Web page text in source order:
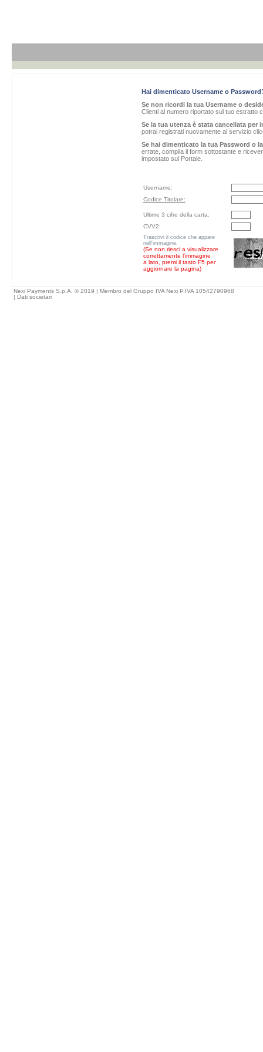
Hai dimenticato Username o
Se non ricordi la tua Username o
Clienti al numero riportato sul tuo estratto
Se la tua utenza è stata cancellata per
potrai registrati nuovamente al servizio
Se hai dimenticato la tua Password o
errate, compila il form sottostante e
impostato sul Portale.
Username:
Codice Titolare:
Ultime 3 cifre della carta:
CVV2:
Trascrivi il codice che appare
nell'immagine.
(Se non riesci a visualizzare
correttamente l'immagine
a lato, premi il tasto F5 per
aggiornare la pagina)
Nexi Payments S.p.A. © 2019 | Membro del Gruppo IVA Nexi P.IVA 10542790968
| Dati societari